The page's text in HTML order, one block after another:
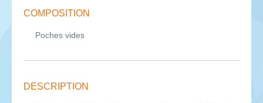
COMPOSITION
Poches vides
DESCRIPTION